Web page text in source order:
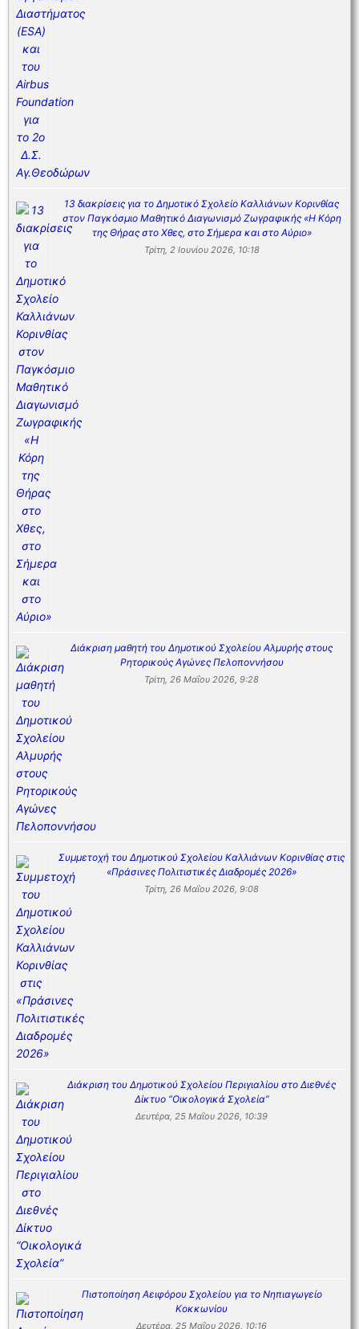
13 διακρίσεις για το Δημοτικό Σχολείο Καλλιάνων Κορινθίας
στον Παγκόσμιο Μαθητικό Διαγωνισμό Ζωγραφικής «Η Κόρη
της Θήρας στο Χθες, στο Σήμερα και στο Αύριο»
Τρίτη, 2 Ιουνίου 2026, 10:18
Διάκριση μαθητή του Δημοτικού Σχολείου Αλμυρής στους
Ρητορικούς Αγώνες Πελοποννήσου
Τρίτη, 26 Μαΐου 2026, 9:28
Συμμετοχή του Δημοτικού Σχολείου Καλλιάνων Κορινθίας στις
«Πράσινες Πολιτιστικές Διαδρομές 2026»
Τρίτη, 26 Μαΐου 2026, 9:08
Διάκριση του Δημοτικού Σχολείου Περιγιαλίου στο Διεθνές
Δίκτυο “Οικολογικά Σχολεία”
Δευτέρα, 25 Μαΐου 2026, 10:39
Πιστοποίηση Αειφόρου Σχολείου για το Νηπιαγωγείο
Κοκκωνίου
Δευτέρα, 25 Μαΐου 2026, 10:16